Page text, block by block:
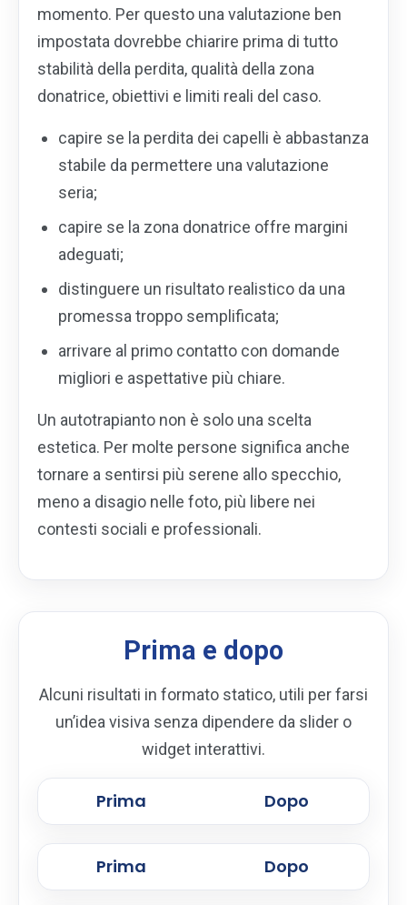
momento. Per questo una valutazione ben
impostata dovrebbe chiarire prima di tutto
stabilità della perdita, qualità della zona
donatrice, obiettivi e limiti reali del caso.
capire se la perdita dei capelli è abbastanza
stabile da permettere una valutazione
seria;
capire se la zona donatrice offre margini
adeguati;
distinguere un risultato realistico da una
promessa troppo semplificata;
arrivare al primo contatto con domande
migliori e aspettative più chiare.
Un autotrapianto non è solo una scelta
estetica. Per molte persone significa anche
tornare a sentirsi più serene allo specchio,
meno a disagio nelle foto, più libere nei
contesti sociali e professionali.
Prima e dopo
Alcuni risultati in formato statico, utili per farsi
un’idea visiva senza dipendere da slider o
widget interattivi.
Prima Dopo
Prima Dopo